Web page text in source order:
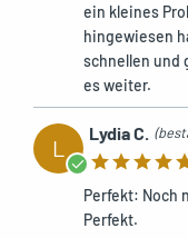
ein kleines
hingewiesen
schnellen und
es weiter.
L
Lydia C.
Perfekt: Noch
Perfekt.